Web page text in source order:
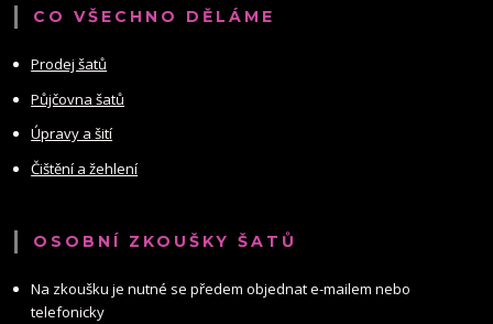
CO VŠECHNO DĚLÁME
Prodej šatů
Půjčovna šatů
Úpravy a šití
Čištění a žehlení
OSOBNÍ ZKOUŠKY ŠATŮ
Na zkoušku je nutné se předem objednat e-mailem nebo
telefonicky